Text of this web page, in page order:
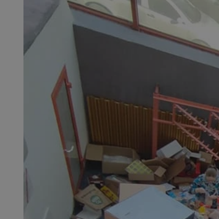
SessID
QeSessID
MvSessID
msToken
Nazwa
Provider
Domena